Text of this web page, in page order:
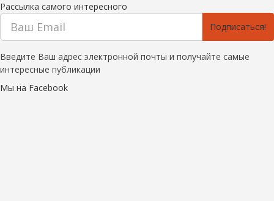
Рассылка самого интересного
Подписаться!
Введите Ваш адрес электронной почты и получайте самые
интересные публикации
Мы на Facebook